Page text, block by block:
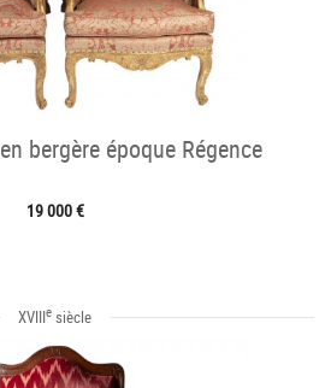
bergère époque Régence
19 000 €
XVIIIe siècle